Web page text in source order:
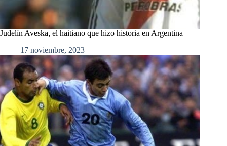
Judelín Aveska, el haitiano que hizo historia en Argentina
17 noviembre, 2023